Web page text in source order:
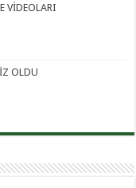
VİDEOLARI
OLDU